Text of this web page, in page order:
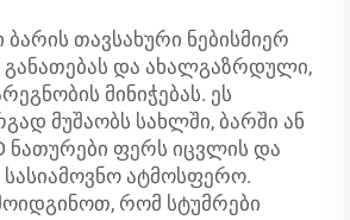
ბარის თავსახური ნებისმიერ
განათებას და ახალგაზრდული,
მინიჭებას. ეს
მუშაობს სახლში, ბარში ან
ნათურები ფერს იცვლის და
სასიამოვნო ატმოსფერო.
რომ სტუმრები